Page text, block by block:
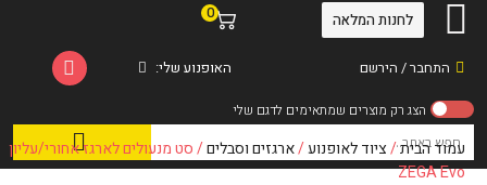
התחבר / הירשם
0
האופנוע שלי:
לחנות המלאה
עמוד הבית/ציוד לאופנוע/ארגזים וסבלים/ סט מנעולים לארגז אחורי/עליון
ZEGA Evo